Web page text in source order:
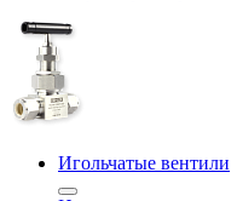
Игольчатые вентили